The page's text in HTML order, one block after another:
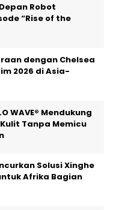
Robot
“Rise of the
dengan Chelsea
2026 di Asia-
WAVE® Mendukung
Tanpa Memicu
Solusi Xinghe
Afrika Bagian